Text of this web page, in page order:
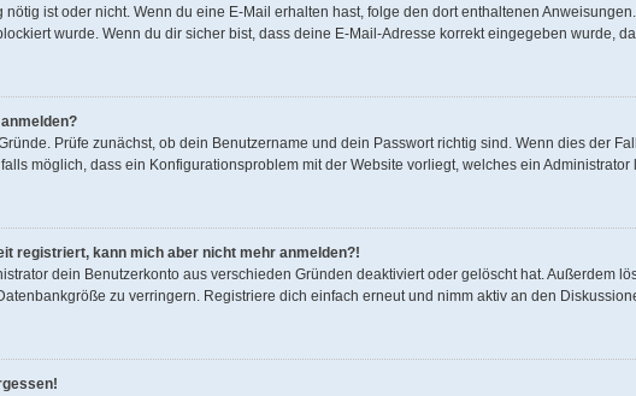
nötig ist oder nicht. Wenn du eine E-Mail erhalten hast, folge den dort enthaltenen
wurde. Wenn du dir sicher bist, dass deine E-Mail-Adresse korrekt eingegeben wurde,
Prüfe zunächst, ob dein Benutzername und dein Passwort richtig sind. Wenn dies der
möglich, dass ein Konfigurationsproblem mit der Website vorliegt, welches ein Administrator
registriert, kann mich aber nicht mehr anmelden?!
dein Benutzerkonto aus verschieden Gründen deaktiviert oder gelöscht hat. Außerdem
zu verringern. Registriere dich einfach erneut und nimm aktiv an den